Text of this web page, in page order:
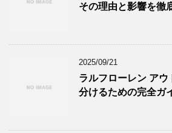
その理由と影響を徹
2025/09/21
ラルフローレン ア
分けるための完全ガ